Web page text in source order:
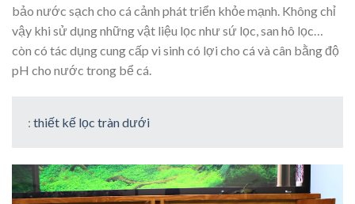
bảo nước sạch cho cá cảnh phát triển khỏe mạnh. Không chỉ
vậy khi sử dụng những vật liệu lọc như sứ lọc, san hô lọc…
còn có tác dụng cung cấp vi sinh có lợi cho cá và cân bằng độ
pH cho nước trong bể cá.
: thiết kế lọc tràn dưới